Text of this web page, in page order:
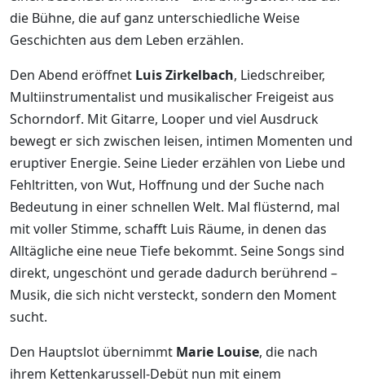
die Bühne, die auf ganz unterschiedliche Weise
Geschichten aus dem Leben erzählen.
Den Abend eröffnet Luis Zirkelbach, Liedschreiber,
Multiinstrumentalist und musikalischer Freigeist aus
Schorndorf. Mit Gitarre, Looper und viel Ausdruck
bewegt er sich zwischen leisen, intimen Momenten und
eruptiver Energie. Seine Lieder erzählen von Liebe und
Fehltritten, von Wut, Hoffnung und der Suche nach
Bedeutung in einer schnellen Welt. Mal flüsternd, mal
mit voller Stimme, schafft Luis Räume, in denen das
Alltägliche eine neue Tiefe bekommt. Seine Songs sind
direkt, ungeschönt und gerade dadurch berührend –
Musik, die sich nicht versteckt, sondern den Moment
sucht.
Den Hauptslot übernimmt Marie Louise, die nach
ihrem Kettenkarussell-Debüt nun mit einem